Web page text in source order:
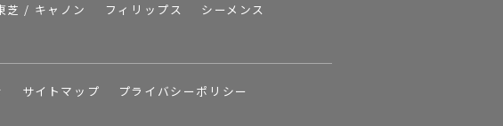
芝 / キャノン フィリップス
シーメンス
サイトマップ プライバシーポリシー